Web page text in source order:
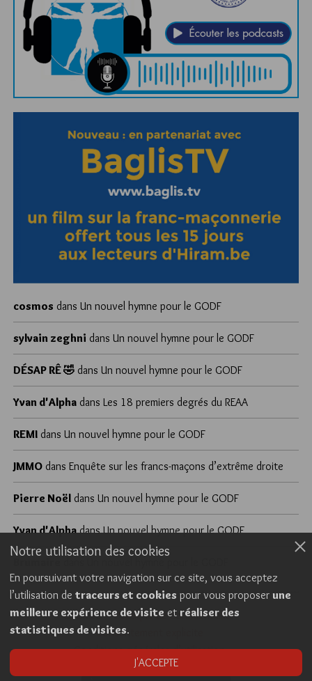
cosmos dans Un nouvel hymne pour le GODF
sylvain zeghni dans Un nouvel hymne pour le GODF
DÉSAP RÊ 🤣 dans Un nouvel hymne pour le GODF
Yvan d'Alpha dans Les 18 premiers degrés du REAA
REMI dans Un nouvel hymne pour le GODF
JMMO dans Enquête sur les francs-maçons d’extrême droite
Pierre Noël dans Un nouvel hymne pour le GODF
Yvan d'AlphadansUn nouvel hymne pour le GODF
Cookies
Politique de confidentialité
Consentement explicite
Conditions générales d’utilisation
Notre utilisation des cookies
En poursuivant votre navigation sur ce site, vous acceptez
l’utilisation de traceurs et cookies pour vous proposer une
meilleure expérience de visite et réaliser des
statistiques de visites.
J'ACCEPTE